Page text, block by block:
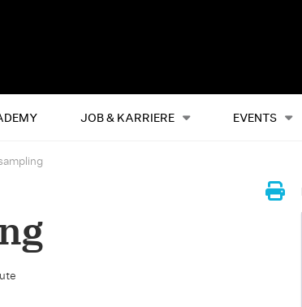
JOB & KARRIERE EVENTS
Alles Events